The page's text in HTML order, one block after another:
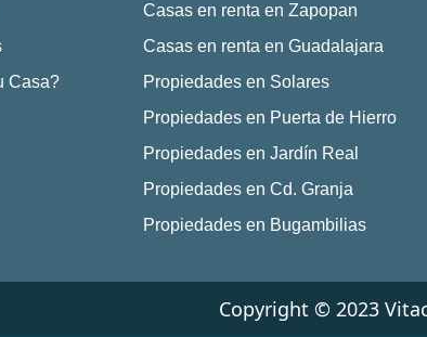
Casa?
Casas en renta en Zapopan
Casas en renta en Guadalajara
Propiedades en Solares
Propiedades en Puerta de Hierro
Propiedades en Jardín Real
Propiedades en Cd. Granja
Propiedades en Bugambilias
Copyright © 2023